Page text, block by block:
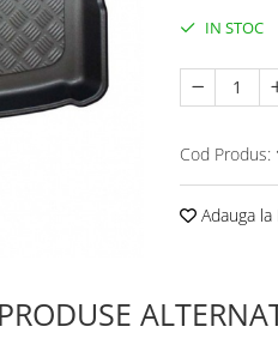
IN STOC
Cod Produs:
Adauga la
PRODUSE